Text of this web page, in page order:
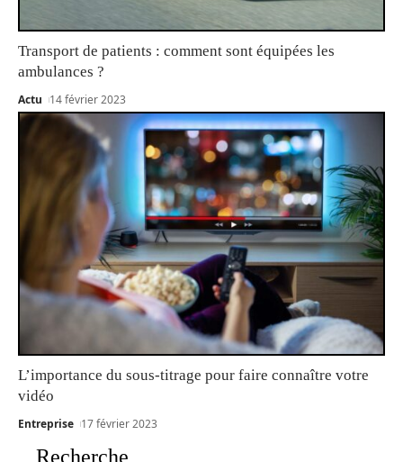
Transport de patients : comment sont équipées les
ambulances ?
Actu 14 février 2023
L’importance du sous-titrage pour faire connaître votre
vidéo
Entreprise 17 février 2023
Recherche